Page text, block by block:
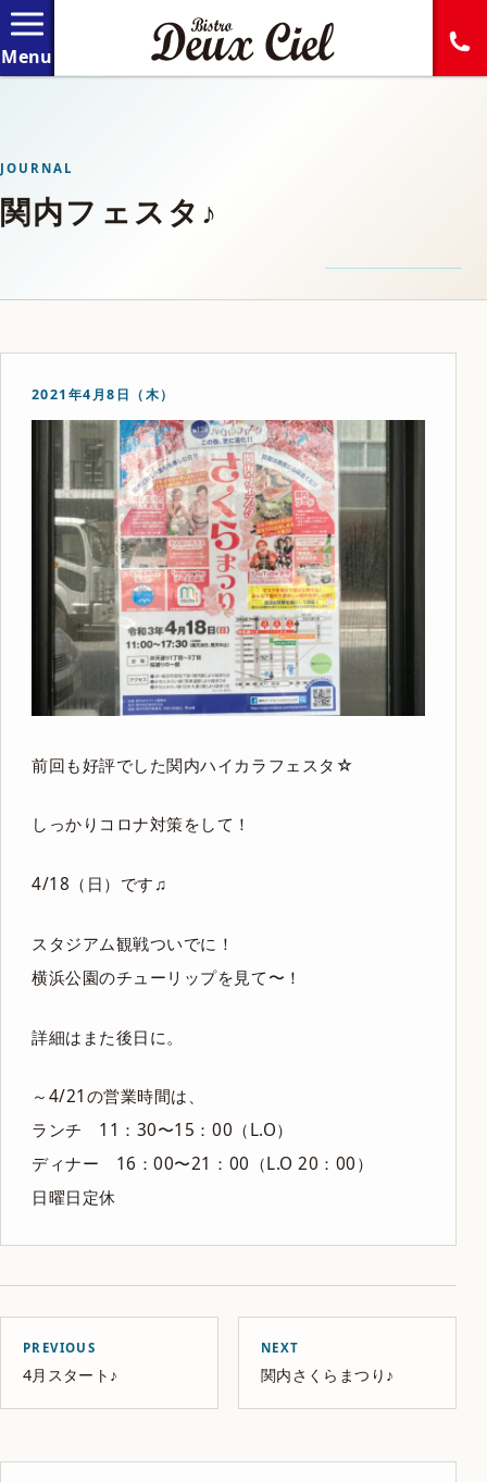
JOURNAL
関内フェスタ♪
2021年4月8日（木）
前回も好評でした関内ハイカラフェスタ☆
しっかりコロナ対策をして！
4/18（日）です♫
スタジアム観戦ついでに！
横浜公園のチューリップを見て〜！
詳細はまた後日に。
～4/21の営業時間は、
ランチ 11：30〜15：00（L.O）
ディナー 16：00〜21：00（L.O 20：00）
日曜日定休
PREVIOUS
4月スタート♪
NEXT
関内さくらまつり♪